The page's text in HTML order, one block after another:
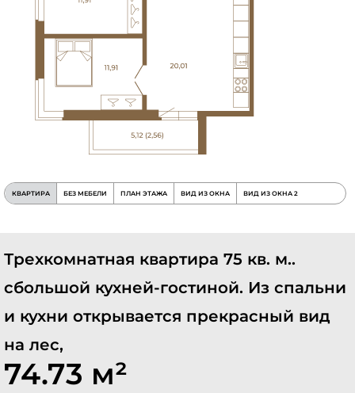
Трехкомнатная квартира 75 кв. м..
сбольшой кухней-гостиной. Из спальни
и кухни открывается прекрасный вид
на лес,
74.73 м²
КВАРТИРА БЕЗ МЕБЕЛИ ПЛАН ЭТАЖА ВИД ИЗ ОКНА ВИД ИЗ ОКНА 2